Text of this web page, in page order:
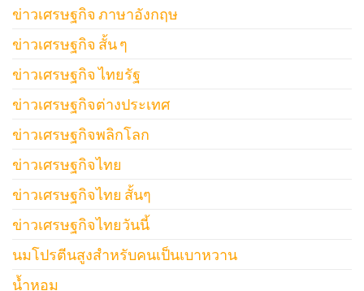
ข่าวเศรษฐกิจ ภาษาอังกฤษ
ข่าวเศรษฐกิจ สั้น ๆ
ข่าวเศรษฐกิจ ไทยรัฐ
ข่าวเศรษฐกิจต่างประเทศ
ข่าวเศรษฐกิจพลิกโลก
ข่าวเศรษฐกิจไทย
ข่าวเศรษฐกิจไทย สั้นๆ
ข่าวเศรษฐกิจไทยวันนี้
นมโปรตีนสูงสำหรับคนเป็นเบาหวาน
น้ำหอม